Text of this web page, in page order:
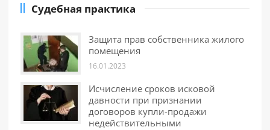
Судебная практика
Защита прав собственника жилого
помещения
16.01.2023
Исчисление сроков исковой
давности при признании
договоров купли-продажи
недействительными